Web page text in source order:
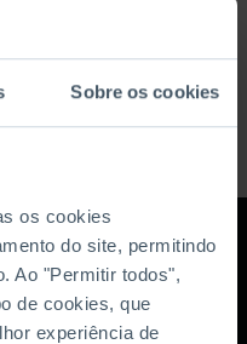
Sobre os cookies
os cookies
do site, permitindo
Ao "Permitir todos",
de cookies, que
experiência de